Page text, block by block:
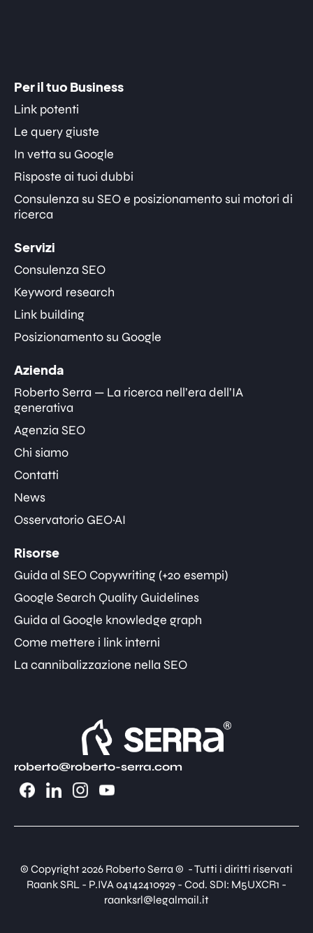
Per il tuo Business
Link potenti
Le query giuste
In vetta su Google
Risposte ai tuoi dubbi
Consulenza su SEO e posizionamento sui motori di
ricerca
Servizi
Consulenza SEO
Keyword research
Link building
Posizionamento su Google
Azienda
Roberto Serra — La ricerca nell’era dell’IA
generativa
Agenzia SEO
Chi siamo
Contatti
News
Osservatorio GEO·AI
Risorse
Guida al SEO Copywriting (+20 esempi)
Google Search Quality Guidelines
Guida al Google knowledge graph
Come mettere i link interni
La cannibalizzazione nella SEO
roberto@roberto-serra.com
© Copyright 2026 Roberto Serra © - Tutti i diritti riservati
Raank SRL - P.IVA 04142410929 - Cod. SDI: M5UXCR1 -
raanksrl@legalmail.it